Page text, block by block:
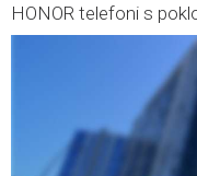
HONOR telefoni s